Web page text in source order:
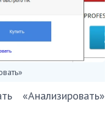
«Анализировать»